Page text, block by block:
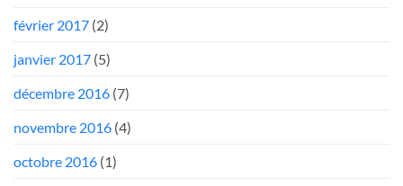
février 2017 (2)
janvier 2017 (5)
décembre 2016 (7)
novembre 2016 (4)
octobre 2016 (1)